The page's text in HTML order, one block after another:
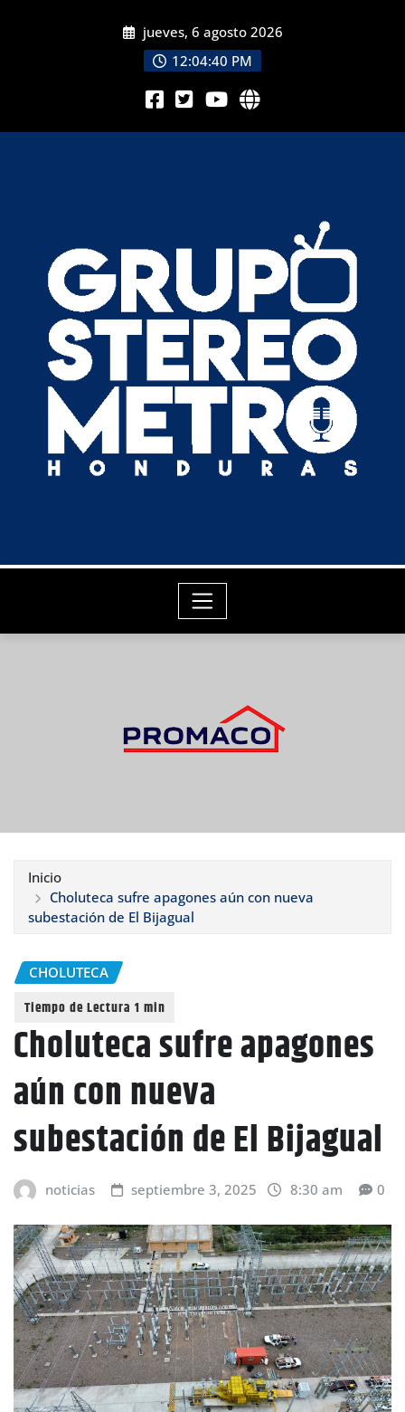
jueves, 6 agosto 2026
12:04:42 PM
Inicio
Choluteca sufre apagones aún con nueva
subestación de El Bijagual
CHOLUTECA
Choluteca sufre apagones
aún con nueva
subestación de El Bijagual
noticias septiembre 3, 2025 8:30 am 0